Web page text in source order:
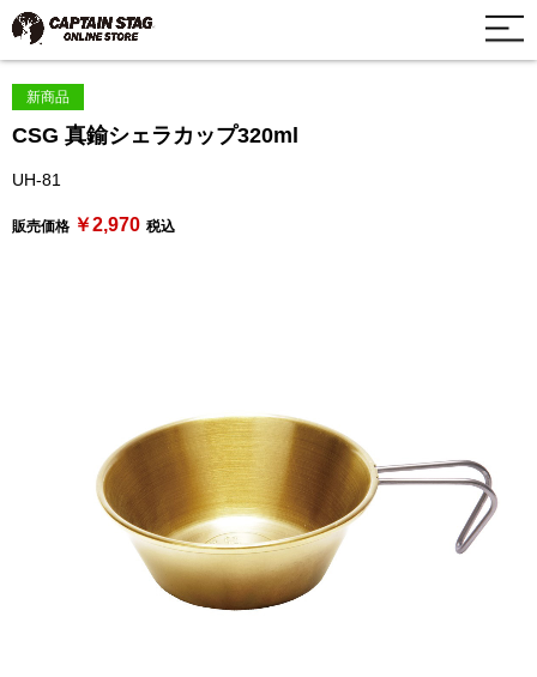
新商品
CSG 真鍮シェラカップ320ml
UH-81
販売価格 ￥2,970 税込